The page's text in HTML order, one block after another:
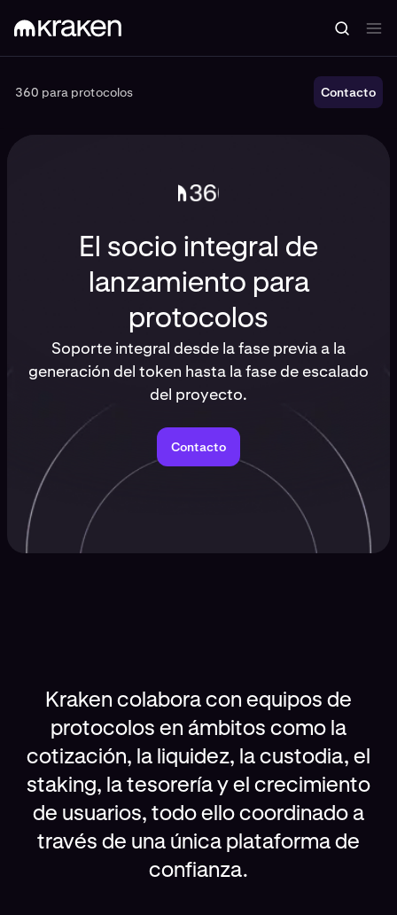
360 para protocolos Contacto
El socio integral de
lanzamiento para
protocolos
Soporte integral desde la fase previa a la
generación del token hasta la fase de escalado
del proyecto.
Contacto
Kraken colabora con equipos de
protocolos en ámbitos como la
cotización, la liquidez, la custodia, el
staking, la tesorería y el crecimiento
de usuarios, todo ello coordinado a
través de una única plataforma de
confianza.